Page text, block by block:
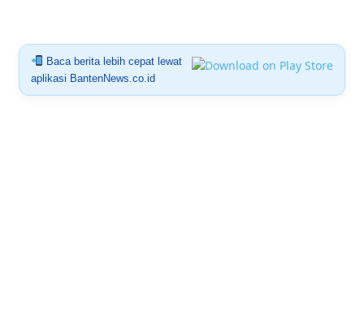
Baca berita lebih cepat lewat
aplikasi BantenNews.co.id